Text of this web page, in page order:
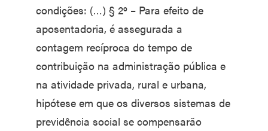
condições: (…) § 2º – Para efeito de
aposentadoria, é assegurada a
contagem recíproca do tempo de
contribuição na administração pública e
na atividade privada, rural e urbana,
hipótese em que os diversos sistemas de
previdência social se compensarão